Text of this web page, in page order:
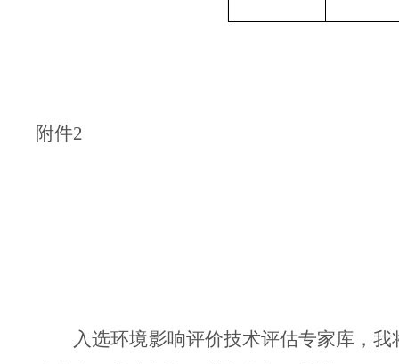
附件2
入选环境影响评价技术评估专家库，